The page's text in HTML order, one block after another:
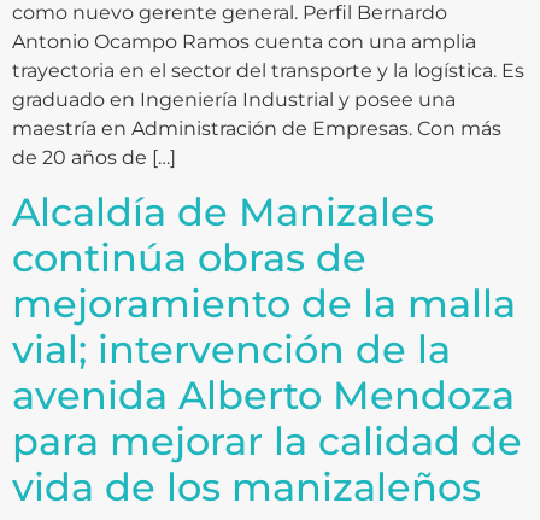
como nuevo gerente general. Perfil Bernardo
Antonio Ocampo Ramos cuenta con una amplia
trayectoria en el sector del transporte y la logística. Es
graduado en Ingeniería Industrial y posee una
maestría en Administración de Empresas. Con más
de 20 años de […]
Alcaldía de Manizales
continúa obras de
mejoramiento de la malla
vial; intervención de la
avenida Alberto Mendoza
para mejorar la calidad de
vida de los manizaleños